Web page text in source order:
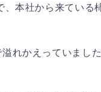
本社から来ている
れかえっていまし